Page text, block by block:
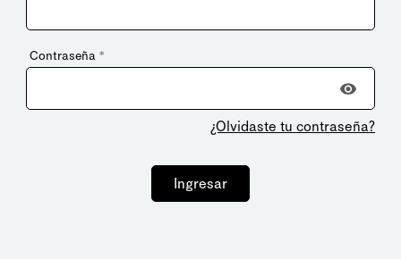
Contraseña *
¿Olvidaste tu contraseña?
Ingresar